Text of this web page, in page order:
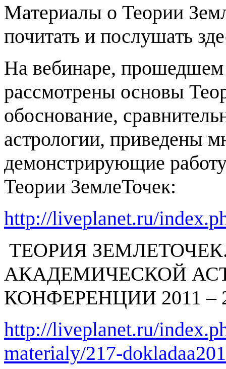
Материалы о Теории
почитать и послушать
На вебинаре, прошедшем
рассмотрены основы
обоснование,
астрологии, приведены
демонстрирующие
Теории ЗемлеТочек:
http://liveplanet.ru/
ТЕОРИЯ
АКАДЕМИЧЕСКОЙ
КОНФЕРЕНЦИИ 2011 –
http://liveplanet.ru/
materialy/217-